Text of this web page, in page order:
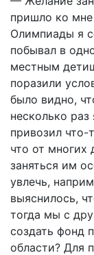
пришло ко мне
Олимпиады я
побывал в
местным
поразили
было видно,
несколько
привозил что-
что от многих
заняться им
увлечь,
выяснилось,
тогда мы с
создать фонд
области? Для